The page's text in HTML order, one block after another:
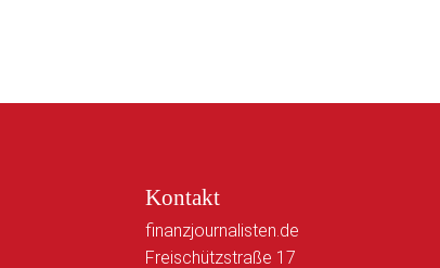
Kontakt
finanzjournalisten.de
Freischützstraße 17